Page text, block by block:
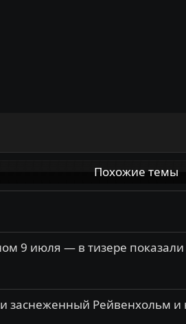
Похожие темы
9 июля — в тизере
заснеженный Рейвенхольм и